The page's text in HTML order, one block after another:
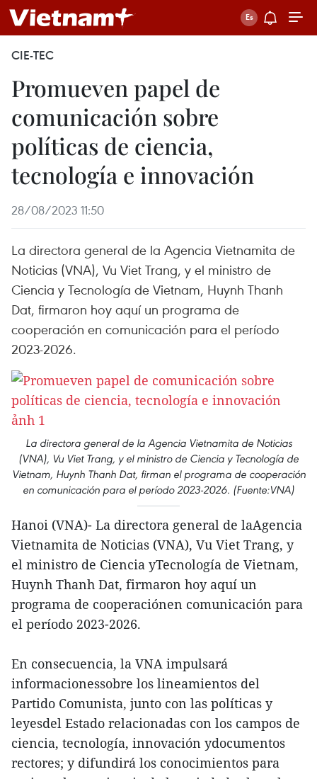
CIE-TEC
Promueven papel de
comunicación sobre
políticas de ciencia,
tecnología e innovación
28/08/2023 11:50
La directora general de la Agencia Vietnamita de
Noticias (VNA), Vu Viet Trang, y el ministro de
Ciencia y Tecnología de Vietnam, Huynh Thanh
Dat, firmaron hoy aquí un programa de
cooperación en comunicación para el período
2023-2026.
La directora general de la Agencia Vietnamita de Noticias
(VNA), Vu Viet Trang, y el ministro de Ciencia y Tecnología de
Vietnam, Huynh Thanh Dat, firman el programa de cooperación
en comunicación para el período 2023-2026. (Fuente:VNA)
Hanoi (VNA)- La directora general de laAgencia
Vietnamita de Noticias (VNA), Vu Viet Trang, y
el ministro de Ciencia yTecnología de Vietnam,
Huynh Thanh Dat, firmaron hoy aquí un
programa de cooperaciónen comunicación para
el período 2023-2026.
En consecuencia, la VNA impulsará
informacionessobre los lineamientos del
Partido Comunista, junto con las políticas y
leyesdel Estado relacionadas con los campos de
ciencia, tecnología, innovación ydocumentos
rectores; y difundirá los conocimientos para